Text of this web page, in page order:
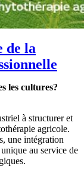
de la
les cultures?
à structurer et
agricole.
une intégration
au service de